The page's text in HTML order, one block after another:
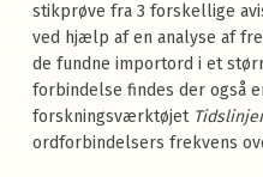
stikprøve fra 3 forskellige
ved hjælp af en analyse af
de fundne importord i et
forbindelse findes der også
forskningsværktøjet
ordforbindelsers frekvens